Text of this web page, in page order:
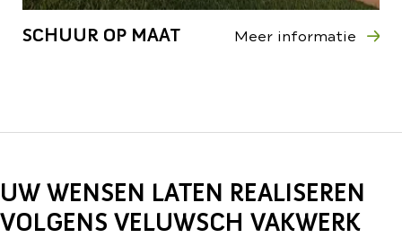
SCHUUR OP MAAT Meer informatie
UW WENSEN LATEN REALISEREN
VOLGENS VELUWSCH VAKWERK